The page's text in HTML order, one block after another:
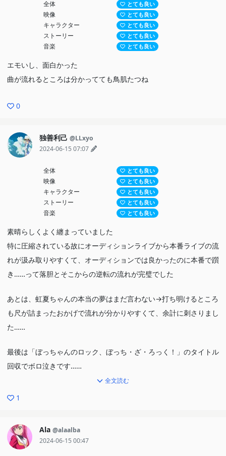
全体 とても良い
映像 とても良い
キャラクター とても良い
ストーリー とても良い
音楽 とても良い
エモいし、面白かった
曲が流れるところは分かってても鳥肌たつね
0
独善利己 @LLxyo
2024-06-15 07:07
全体 とても良い
映像 とても良い
キャラクター とても良い
ストーリー とても良い
音楽 とても良い
素晴らしくよく纏まっていました
特に圧縮されている故にオーディションライブから本番ライブの流
れが汲み取りやすくて、オーディションでは良かったのに本番で躓
き……って落胆とそこからの逆転の流れが完璧でした
あとは、虹夏ちゃんの本当の夢はまだ言わない→打ち明けるところ
も尺が詰まったおかげで流れが分かりやすくて、余計に刺さりまし
た……
最後は「ぼっちゃんのロック、ぼっち・ざ・ろっく！」のタイトル
回収でボロ泣きです……
全文読む
1
Ala @alaalba
2024-06-15 00:47